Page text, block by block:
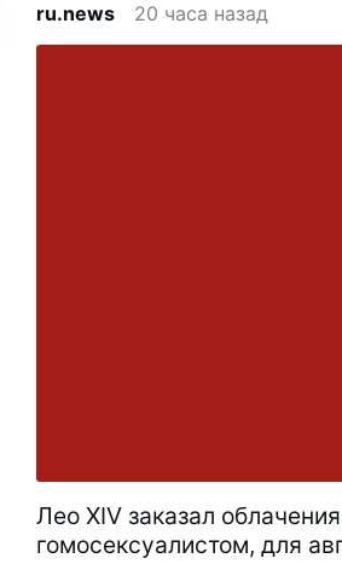
ru.news 20 часа назад
Лео XIV заказал
гомосексуалистом, для